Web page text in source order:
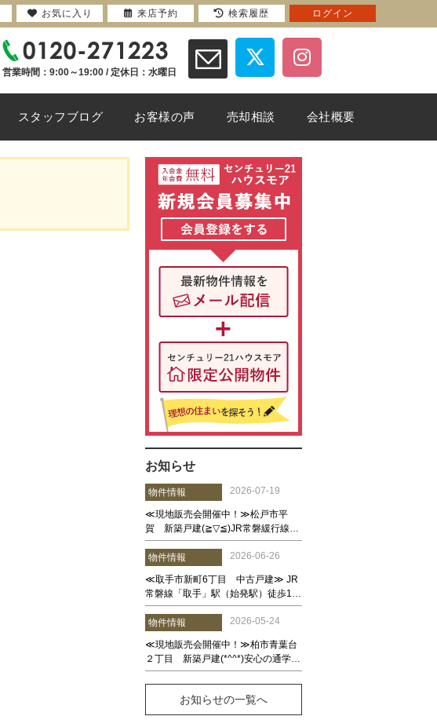
営業時間：9:00～19:00 / 定休日：水曜日
スタッフブログ お客様の声 売却相談 会社概要
お知らせ
お知らせの一覧へ
お気に入り 来店予約 検索履歴 ログイン